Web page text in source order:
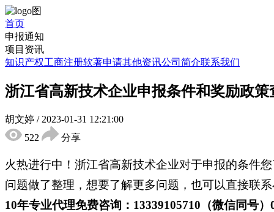
首页
申报通知
项目资讯
知识产权工商注册软著申请其他资讯公司简介联系我们
浙江省高新技术企业申报条件和奖励政策
胡文婷 / 2023-01-31 12:21:00
522
分享
火热进行中！浙江省高新技术企业对于申报的条件
问题做了整理，想要了解更多问题，也可以直接联
10年专业代理免费咨询：13339105710（微信同号）